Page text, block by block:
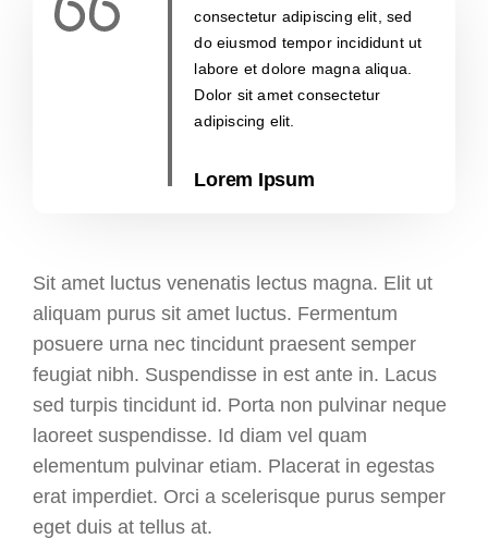
consectetur adipiscing elit, sed
do eiusmod tempor incididunt ut
labore et dolore magna aliqua.
Dolor sit amet consectetur
adipiscing elit.
Lorem Ipsum
Sit amet luctus venenatis lectus magna. Elit ut
aliquam purus sit amet luctus. Fermentum
posuere urna nec tincidunt praesent semper
feugiat nibh. Suspendisse in est ante in. Lacus
sed turpis tincidunt id. Porta non pulvinar neque
laoreet suspendisse. Id diam vel quam
elementum pulvinar etiam. Placerat in egestas
erat imperdiet. Orci a scelerisque purus semper
eget duis at tellus at.